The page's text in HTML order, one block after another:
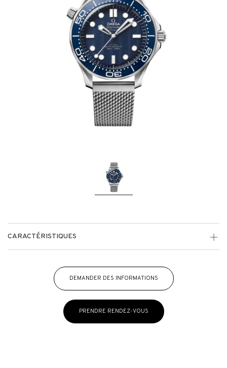
CARACTÉRISTIQUES
DEMANDER DES INFORMATIONS
PRENDRE RENDEZ-VOUS